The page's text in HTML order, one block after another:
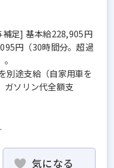
足] 基本給228,905円
円（30時間分。超過
別途支給（自家用車を
ガソリン代全額支
気になる